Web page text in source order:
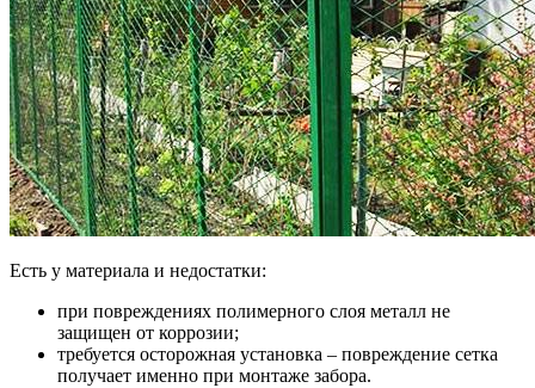
Есть у материала и недостатки:
при повреждениях полимерного слоя металл не
защищен от коррозии;
требуется осторожная установка – повреждение сетка
получает именно при монтаже забора.